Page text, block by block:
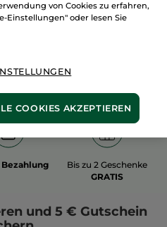
Bezahlung
Bis zu 2 Geschenke
GRATIS
und 5 € Gutschein
von Cookies zu erfahren,
Einstellungen" oder lesen Sie
COOKIES AKZEPTIEREN